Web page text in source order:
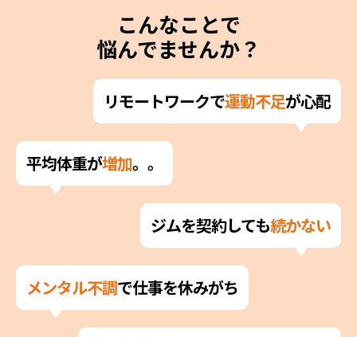
こんなことで
悩んでませんか？
リモートワークで運動不足が心配
平均体重が増加。。
ジムを契約しても続かない
メンタル不調で仕事を休みがち